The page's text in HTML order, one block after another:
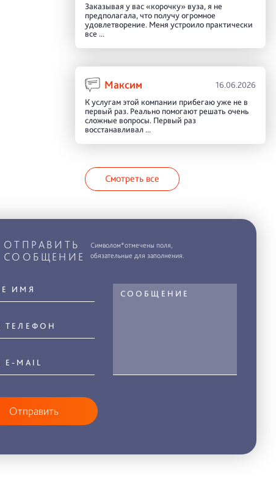
Заказывая у вас «корочку» вуза, я не
предполагала, что получу огромное
удовлетворение. Меня устроило практически
все ...
Максим 16.06.2026
К услугам этой компании прибегаю уже не в
первый раз. Реально помогают решать очень
сложные вопросы. Первый раз
восстанавливал ...
Смотреть все
ОТПРАВИТЬ
СООБЩЕНИЕ
Символом*отмечены поля,
обязательные для заполнения.
Отправить